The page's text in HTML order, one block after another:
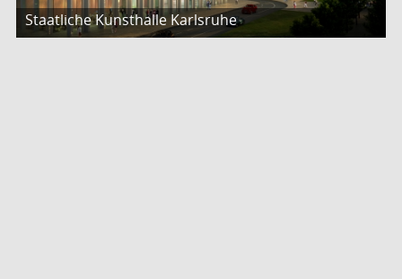
Staatliche Kunsthalle Karlsruhe